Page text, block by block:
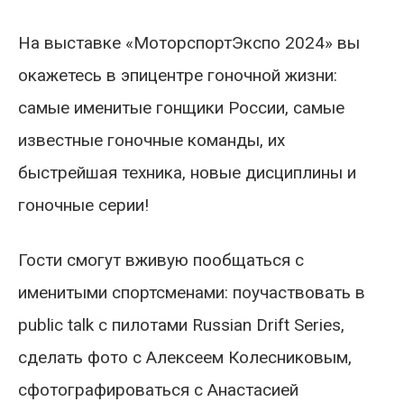
На выставке «МоторспортЭкспо 2024» вы
окажетесь в эпицентре гоночной жизни:
самые именитые гонщики России, самые
известные гоночные команды, их
быстрейшая техника, новые дисциплины и
гоночные серии!
Гости смогут вживую пообщаться с
именитыми спортсменами: поучаствовать в
public talk с пилотами Russian Drift Series,
сделать фото с Алексеем Колесниковым,
сфотографироваться с Анастасией